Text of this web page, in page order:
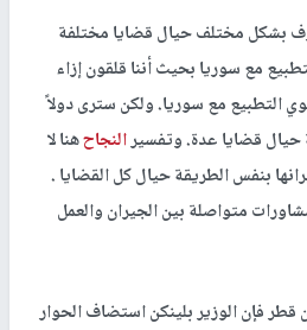
بشكل مختلف حيال قضايا مختلفة
مع سوريا بحيث أننا قلقون إزاء
التطبيع مع سوريا. ولكن سترى دولاً
حيال قضايا عدة. وتفسيرالنجاحهنا لا
بنفس الطريقة حيال كل القضايا .
متواصلة بين الجيران والعمل
فإن الوزير بلينكن استضاف الحوار